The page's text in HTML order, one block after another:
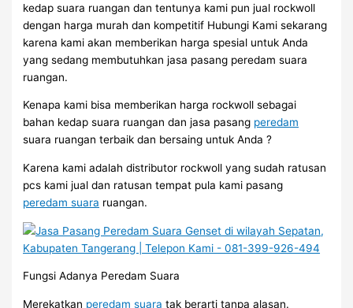
kedap suara ruangan dan tentunya kami pun jual rockwoll
dengan harga murah dan kompetitif Hubungi Kami sekarang
karena kami akan memberikan harga spesial untuk Anda
yang sedang membutuhkan jasa pasang peredam suara
ruangan.
Kenapa kami bisa memberikan harga rockwoll sebagai
bahan kedap suara ruangan dan jasa pasang peredam
suara ruangan terbaik dan bersaing untuk Anda ?
Karena kami adalah distributor rockwoll yang sudah ratusan
pcs kami jual dan ratusan tempat pula kami pasang
peredam suara ruangan.
Fungsi Adanya Peredam Suara
Merekatkan peredam suara tak berarti tanpa alasan.